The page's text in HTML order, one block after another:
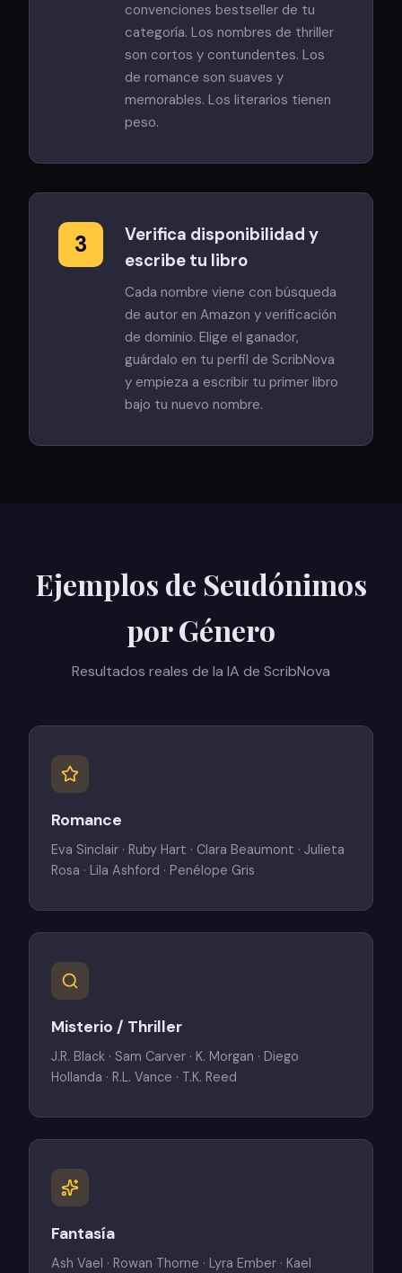
convenciones bestseller de tu
categoría. Los nombres de thriller
son cortos y contundentes. Los
de romance son suaves y
memorables. Los literarios tienen
peso.
3
Verifica disponibilidad y
escribe tu libro
Cada nombre viene con búsqueda
de autor en Amazon y verificación
de dominio. Elige el ganador,
guárdalo en tu perfil de ScribNova
y empieza a escribir tu primer libro
bajo tu nuevo nombre.
Ejemplos de Seudónimos
por Género
Resultados reales de la IA de ScribNova
Romance
Eva Sinclair · Ruby Hart · Clara Beaumont · Julieta
Rosa · Lila Ashford · Penélope Gris
Misterio / Thriller
J.R. Black · Sam Carver · K. Morgan · Diego
Hollanda · R.L. Vance · T.K. Reed
Fantasía
Ash Vael · Rowan Thorne · Lyra Ember · Kael